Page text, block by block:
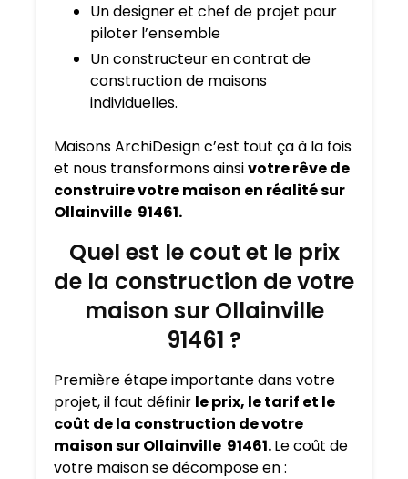
Un designer et chef de projet pour
piloter l’ensemble
Un constructeur en contrat de
construction de maisons
individuelles.
Maisons ArchiDesign c’est tout ça à la fois
et nous transformons ainsivotre rêve de
construire votre maison en réalité sur
Ollainville 91461.
Quel est le cout et le prix
de la construction de votre
maison sur Ollainville
91461 ?
Première étape importante dans votre
projet, il faut définir le prix, le tarif et le
coût de la construction de votre
maison sur Ollainville 91461.Le coût de
votre maison se décompose en :